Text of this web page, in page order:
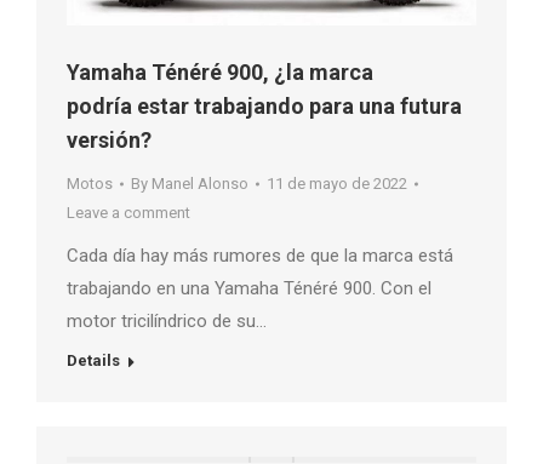
Yamaha Ténéré 900, ¿la marca
podría estar trabajando para una futura
versión?
Motos By Manel Alonso
11 de mayo de 2022
Leave a comment
Cada día hay más rumores de que la marca está
trabajando en una Yamaha Ténéré 900. Con el
motor tricilíndrico de su…
Details